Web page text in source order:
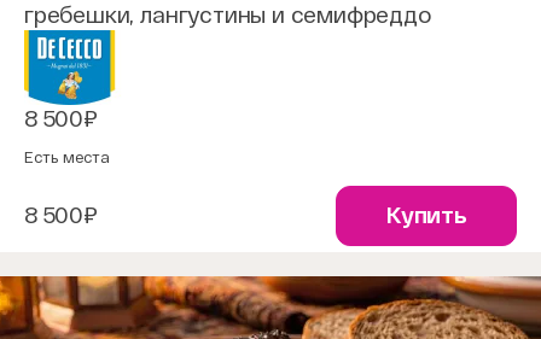
гребешки, лангустины и семифреддо
8 500₽
Есть места
8 500₽ Купить